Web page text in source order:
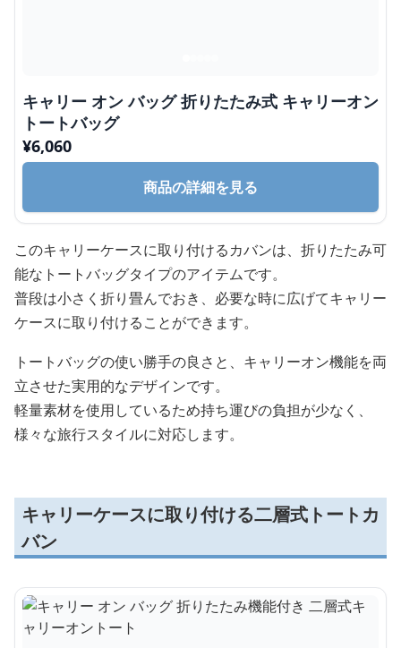
キャリー オン バッグ 折りたたみ式 キャリーオン
トートバッグ
¥6,060
商品の詳細を見る
このキャリーケースに取り付けるカバンは、折りたたみ可
能なトートバッグタイプのアイテムです。
普段は小さく折り畳んでおき、必要な時に広げてキャリー
ケースに取り付けることができます。
トートバッグの使い勝手の良さと、キャリーオン機能を両
立させた実用的なデザインです。
軽量素材を使用しているため持ち運びの負担が少なく、
様々な旅行スタイルに対応します。
キャリーケースに取り付ける二層式トートカ
バン